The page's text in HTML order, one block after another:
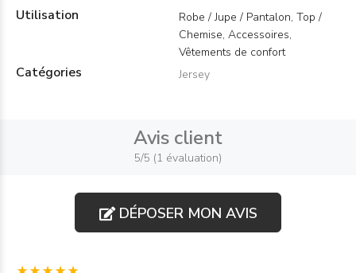
Utilisation
Robe / Jupe / Pantalon, Top /
Chemise, Accessoires,
Vêtements de confort
Catégories Jersey
Avis client
5/5 (1 évaluation)
DÉPOSER MON AVIS